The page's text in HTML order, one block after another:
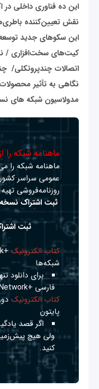
این ده فناورى داخلى در
نقش تعیین‌کننده
این سکوهاى جدید
کیت‌هاى سخت‌افزارى /
اتصالات چندپروتکلى/
نگاهى به تأثیر محصولات
مدولاسیون شبکه هاى
ماهنامه شبکه را
ماهنامه شبکه را
عمومی سراسر
روزنامه‌فروشی
ثبت اشتراک
ثبت
کتاب الکترونیک
شبکه‌ها
برای دانلود
فارسی +Network
کتاب الکترونیک
پایتون
اگر قصد
ولی هیچ
کنید.